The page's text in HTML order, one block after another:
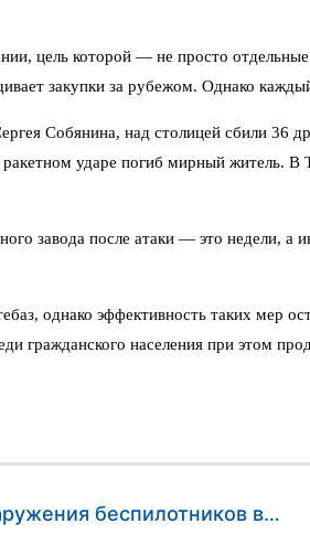
цель которой — не просто
закупки за рубежом. Однако
Собянина, над столицей сбили 36
ударе погиб мирный житель.
завода после атаки — это недели,
однако эффективность таких мер
гражданского населения при этом
беспилотников в…